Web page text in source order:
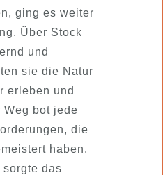
ging es weiter
Über Stock
und
sie die Natur
erleben und
Weg bot jede
die
haben.
das